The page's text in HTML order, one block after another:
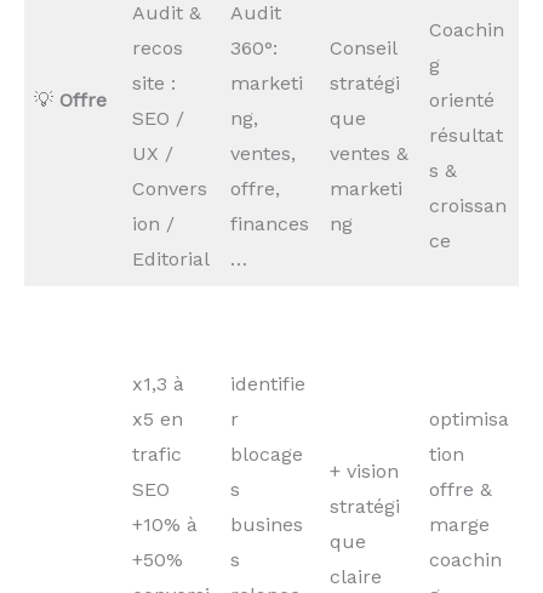
💡 Offre
Audit &
recos
site :
SEO /
UX /
Convers
ion /
Editorial
Audit
360°:
marketi
ng,
ventes,
offre,
finances
…
Conseil
stratégi
que
ventes &
marketi
ng
Coachin
g
orienté
résultat
s &
croissan
ce
x1,3 à
x5 en
trafic
SEO
+10% à
+50%
identifie
r
blocage
s
busines
s
+ vision
stratégi
que
claire
optimisa
tion
offre &
marge
coachin